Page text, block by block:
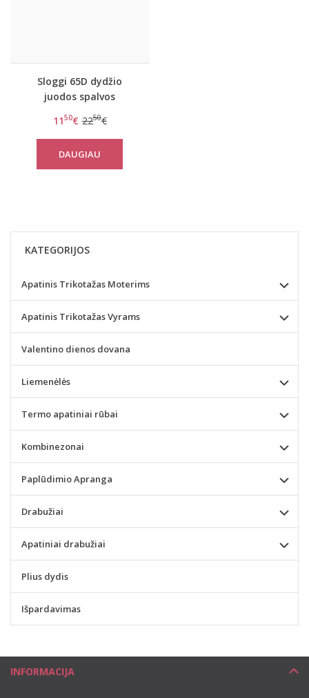
Sloggi 65D dydžio
juodos spalvos
1150€ 2250€
DAUGIAU
KATEGORIJOS
Apatinis Trikotažas Moterims
Apatinis Trikotažas Vyrams
Valentino dienos dovana
Liemenėlės
Termo apatiniai rūbai
Kombinezonai
Paplūdimio Apranga
Drabužiai
Apatiniai drabužiai
Plius dydis
Išpardavimas
INFORMACIJA